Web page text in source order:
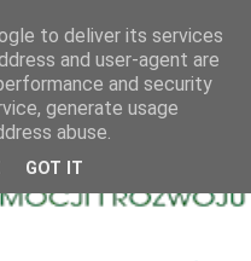
to deliver its services
and user-agent are
and security
generate usage
abuse.
GOT IT